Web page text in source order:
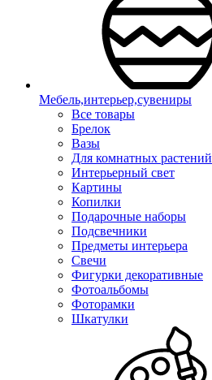
Мебель,интерьер,сувениры
Все товары
Брелок
Вазы
Для комнатных растений
Интерьерный свет
Картины
Копилки
Подарочные наборы
Подсвечники
Предметы интерьера
Свечи
Фигурки декоративные
Фотоальбомы
Фоторамки
Шкатулки